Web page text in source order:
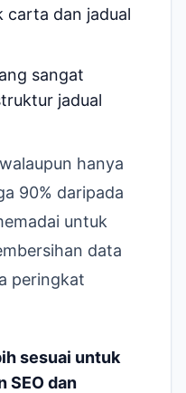
carta dan jadual
sangat
jadual
hanya
90% daripada
untuk
data
peringkat
sesuai untuk
SEO dan